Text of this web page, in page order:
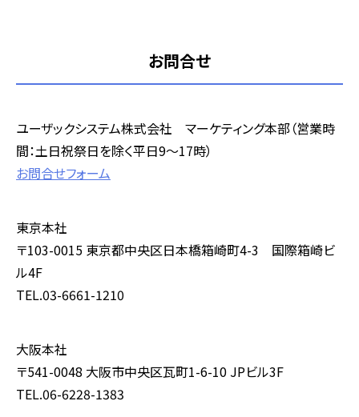
お問合せ
ユーザックシステム株式会社 マーケティング本部（営業時
間：土日祝祭日を除く平日9～17時）
お問合せフォーム
東京本社
〒103-0015 東京都中央区日本橋箱崎町4-3 国際箱崎ビ
ル4F
TEL.03-6661-1210
大阪本社
〒541-0048 大阪市中央区瓦町1-6-10 JPビル3F
TEL.06-6228-1383